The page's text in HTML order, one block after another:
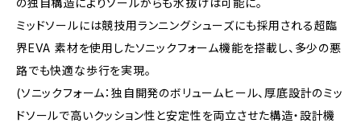
の独自構造によりソールからも水抜けは可能に。
ミッドソールには競技用ランニングシューズにも採用される超臨
界EVA 素材を使用したソニックフォーム機能を搭載し、多少の悪
路でも快適な歩行を実現。
(ソニックフォーム：独自開発のボリュームヒール、厚底設計のミッ
ドソールで高いクッション性と安定性を両立させた構造・設計機